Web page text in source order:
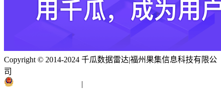
Copyright © 2014-2024 千瓜数据雷达|福州果集信息科技有限公
司
|